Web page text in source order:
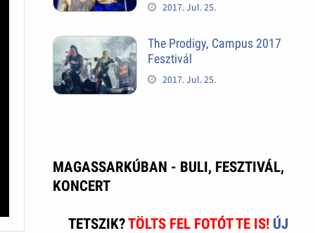
2017. Jul. 25.
The Prodigy, Campus 2017
Fesztivál
2017. Jul. 25.
MAGASSARKÚBAN - BULI, FESZTIVÁL,
KONCERT
TETSZIK?TÖLTS FEL FOTÓT TE IS! ÚJ